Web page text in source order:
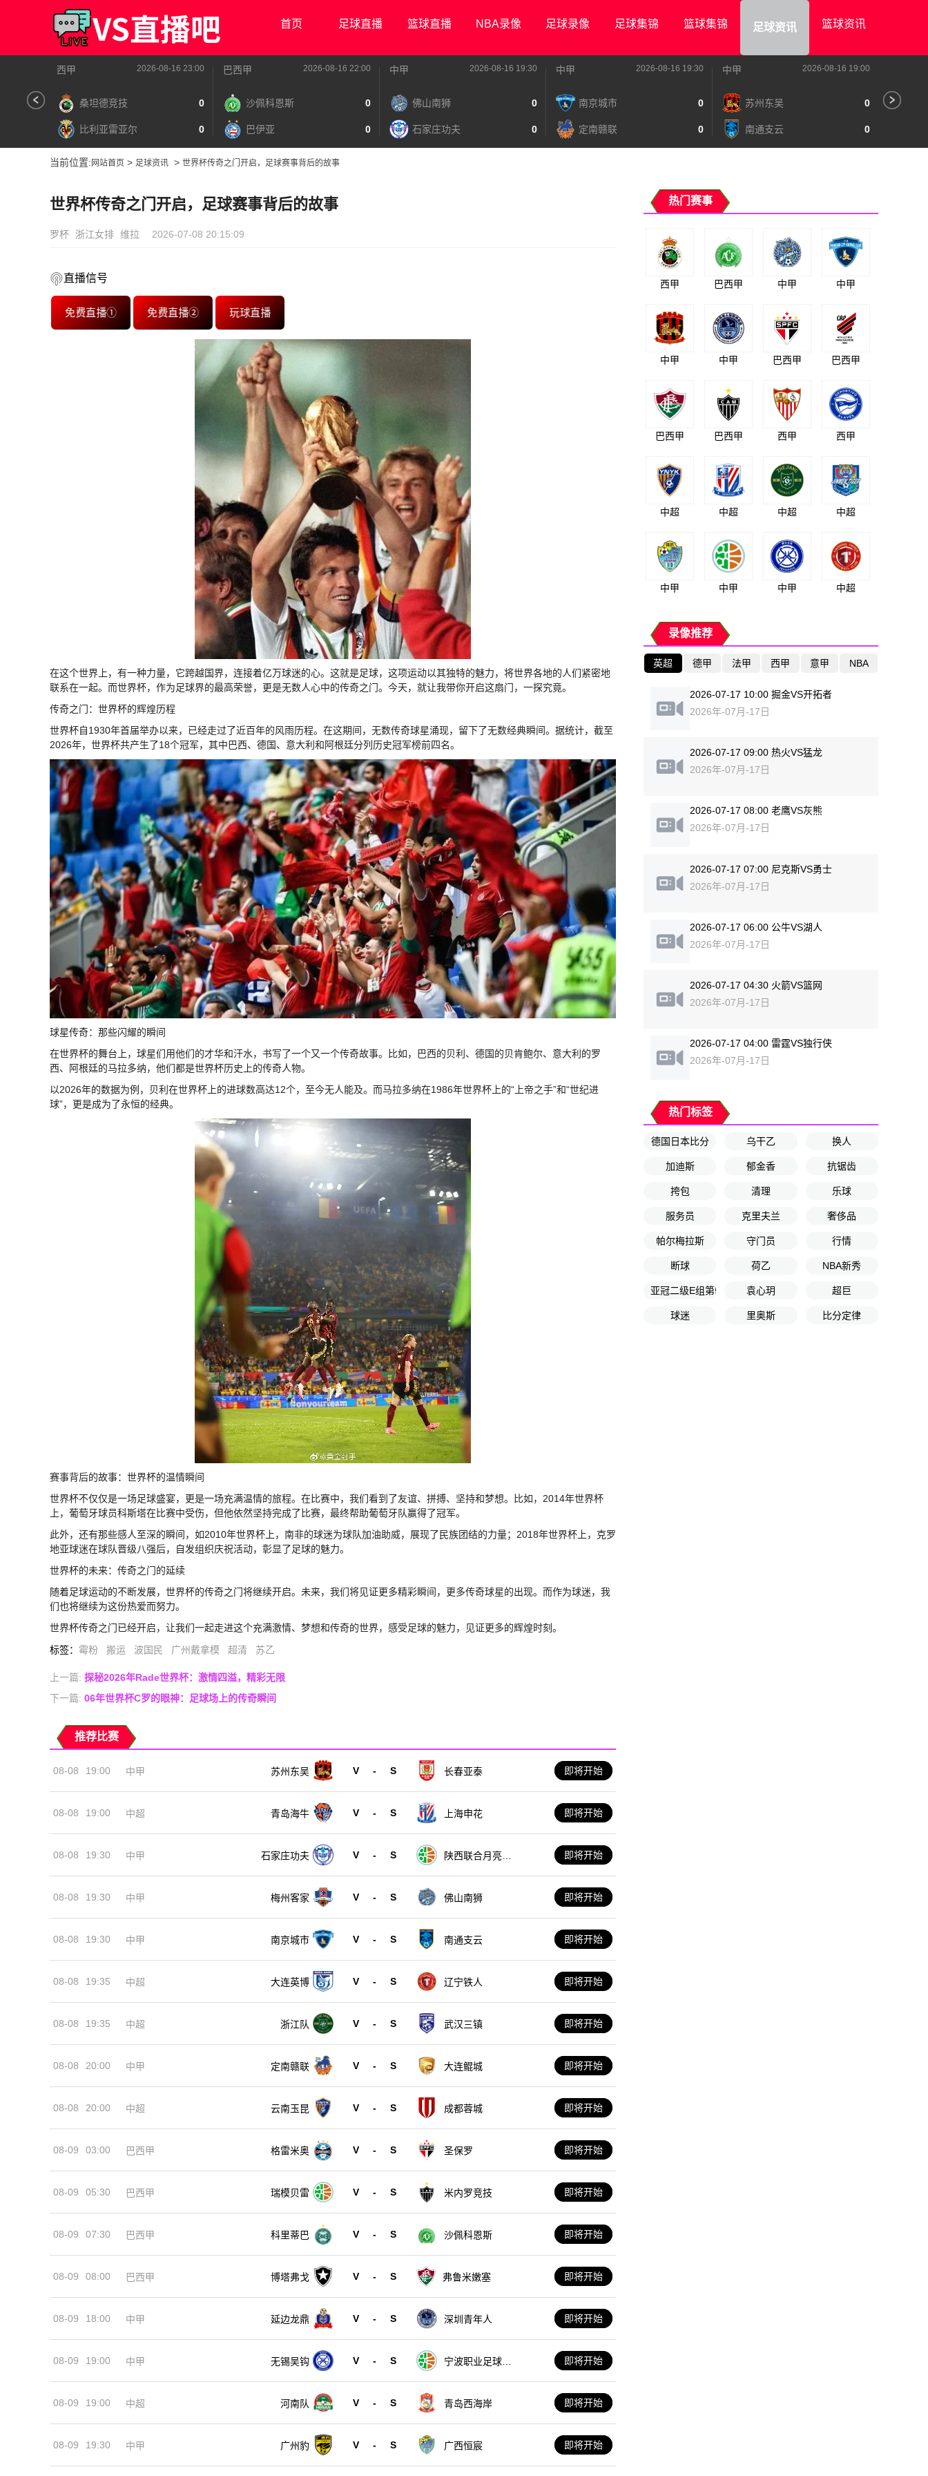
首页 足球直播 篮球直播 NBA录像 足球录像 足球集锦 篮球集锦 足球资讯 篮球资讯
西甲 2026-08-16 23:00
桑坦德竞技 0
比利亚雷亚尔 0
巴西甲 2026-08-16 22:00
沙佩科恩斯 0
巴伊亚 0
中甲 2026-08-16 19:30
佛山南狮 0
石家庄功夫 0
中甲 2026-08-16 19:30
南京城市 0
定南赣联 0
中甲 2026-08-16 19:00
苏州东吴 0
南通支云 0
当前位置: 网站首页 > 足球资讯 > 世界杯传奇之门开启，足球赛事背后的故事
世界杯传奇之门开启，足球赛事背后的故事
罗杯 浙江女排 维拉 2026-07-08 20:15:09
直播信号
免费直播① 免费直播② 玩球直播
在这个世界上，有一种力量，它跨越国界，连接着亿万球迷的心。这就是足球，这项运动以其独特的魅力，将世界各地的人们紧密地
联系在一起。而世界杯，作为足球界的最高荣誉，更是无数人心中的传奇之门。今天，就让我带你开启这扇门，一探究竟。
传奇之门：世界杯的辉煌历程
世界杯自1930年首届举办以来，已经走过了近百年的风雨历程。在这期间，无数传奇球星涌现，留下了无数经典瞬间。据统计，截至
2026年，世界杯共产生了18个冠军，其中巴西、德国、意大利和阿根廷分列历史冠军榜前四名。
球星传奇：那些闪耀的瞬间
在世界杯的舞台上，球星们用他们的才华和汗水，书写了一个又一个传奇故事。比如，巴西的贝利、德国的贝肯鲍尔、意大利的罗
西、阿根廷的马拉多纳，他们都是世界杯历史上的传奇人物。
以2026年的数据为例，贝利在世界杯上的进球数高达12个，至今无人能及。而马拉多纳在1986年世界杯上的“上帝之手”和“世纪进
球”，更是成为了永恒的经典。
赛事背后的故事：世界杯的温情瞬间
世界杯不仅仅是一场足球盛宴，更是一场充满温情的旅程。在比赛中，我们看到了友谊、拼搏、坚持和梦想。比如，2014年世界杯
上，葡萄牙球员科斯塔在比赛中受伤，但他依然坚持完成了比赛，最终帮助葡萄牙队赢得了冠军。
此外，还有那些感人至深的瞬间，如2010年世界杯上，南非的球迷为球队加油助威，展现了民族团结的力量；2018年世界杯上，克罗
地亚球迷在球队晋级八强后，自发组织庆祝活动，彰显了足球的魅力。
世界杯的未来：传奇之门的延续
随着足球运动的不断发展，世界杯的传奇之门将继续开启。未来，我们将见证更多精彩瞬间，更多传奇球星的出现。而作为球迷，我
们也将继续为这份热爱而努力。
世界杯传奇之门已经开启，让我们一起走进这个充满激情、梦想和传奇的世界，感受足球的魅力，见证更多的辉煌时刻。
标签： 霉粉 搬运 波国民 广州戴拿模 超清 苏乙
上一篇: 探秘2026年Rade世界杯：激情四溢，精彩无限
下一篇: 06年世界杯C罗的眼神：足球场上的传奇瞬间
推荐比赛
08-08 19:00 中甲 苏州东吴 V - S 长春亚泰 即将开始
08-08 19:00 中超 青岛海牛 V - S 上海申花 即将开始
08-08 19:30 中甲 石家庄功夫 V - S
陕西联合月亮泊
即将开始
08-08 19:30 中甲 梅州客家 V - S 佛山南狮 即将开始
08-08 19:30 中甲 南京城市 V - S 南通支云 即将开始
08-08 19:35 中超 大连英博 V - S 辽宁铁人 即将开始
08-08 19:35 中超 浙江队 V - S 武汉三镇 即将开始
08-08 20:00 中甲 定南赣联 V - S 大连鲲城 即将开始
08-08 20:00 中超 云南玉昆 V - S 成都蓉城 即将开始
08-09 03:00 巴西甲 格雷米奥 V - S 圣保罗 即将开始
08-09 05:30 巴西甲 瑞模贝雷 V - S 米内罗竞技 即将开始
08-09 07:30 巴西甲 科里蒂巴 V - S 沙佩科恩斯 即将开始
08-09 08:00 巴西甲 博塔弗戈 V - S 弗鲁米嫩塞 即将开始
08-09 18:00 中甲 延边龙鼎 V - S 深圳青年人 即将开始
08-09 19:00 中甲 无锡吴钩 V - S
宁波职业足球俱
即将开始
08-09 19:00 中超 河南队 V - S 青岛西海岸 即将开始
08-09 19:30 中甲 广州豹 V - S 广西恒宸 即将开始
热门赛事
西甲 巴西甲 中甲 中甲
中甲 中甲 巴西甲 巴西甲
巴西甲 巴西甲 西甲 西甲
中超 中超 中超 中超
中甲 中甲 中甲 中超
录像推荐
英超 德甲 法甲 西甲 意甲 NBA
2026-07-17 10:00 掘金VS开拓者
2026年-07月-17日
2026-07-17 09:00 热火VS猛龙
2026年-07月-17日
2026-07-17 08:00 老鹰VS灰熊
2026年-07月-17日
2026-07-17 07:00 尼克斯VS勇士
2026年-07月-17日
2026-07-17 06:00 公牛VS湖人
2026年-07月-17日
2026-07-17 04:30 火箭VS篮网
2026年-07月-17日
2026-07-17 04:00 雷霆VS独行侠
2026年-07月-17日
热门标签
德国日本比分 乌干乙 换人
加迪斯 郁金香 抗锯齿
挎包 清理 乐球
服务员 克里夫兰 奢侈品
帕尔梅拉斯 守门员 行情
断球 荷乙 NBA新秀
亚冠二级E组第5轮 袁心玥 超巨
球迷 里奥斯 比分定律